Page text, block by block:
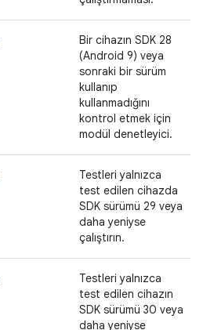
Bir cihazın SDK 28
(Android 9) veya
sonraki bir sürüm
kullanıp
kullanmadığını
kontrol etmek için
modül denetleyici.
Testleri yalnızca
test edilen cihazda
SDK sürümü 29 veya
daha yeniyse
çalıştırın.
Testleri yalnızca
test edilen cihazın
SDK sürümü 30 veya
daha yeniyse